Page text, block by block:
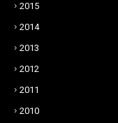
2015
2014
2013
2012
2011
2010